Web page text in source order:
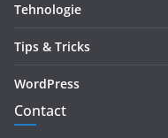
Tehnologie
Tips & Tricks
WordPress
Contact